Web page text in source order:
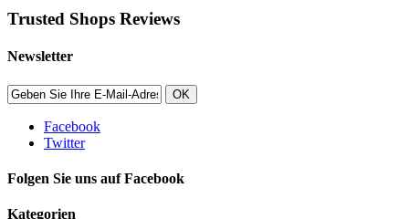
Trusted Shops Reviews
Newsletter
OK
Facebook
Twitter
Folgen Sie uns auf Facebook
Kategorien